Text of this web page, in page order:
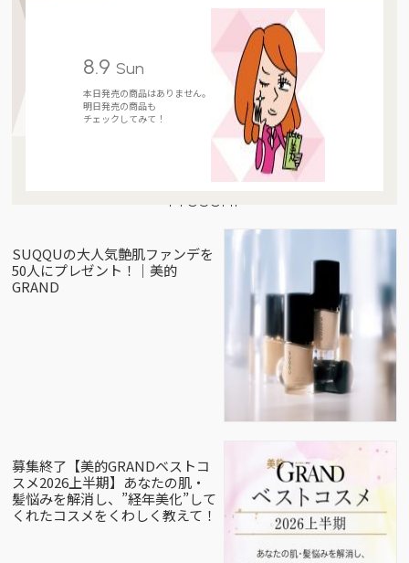
8.9 Sun
本日発売の商品はありません。
明日発売の商品も
チェックしてみて！
Present
SUQQUの大人気艶肌ファンデを
50人にプレゼント！｜美的
GRAND
募集終了【美的GRANDベストコ
スメ2026上半期】あなたの肌・
髪悩みを解消し、”経年美化”して
くれたコスメをくわしく教えて！